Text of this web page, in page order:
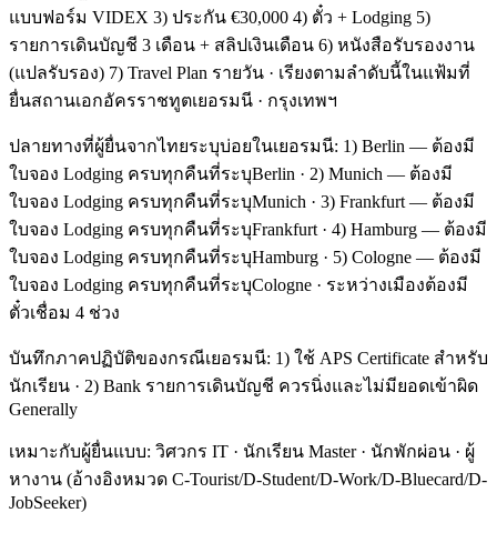
แบบฟอร์ม VIDEX 3) ประกัน €30,000 4) ตั๋ว + Lodging 5)
รายการเดินบัญชี 3 เดือน + สลิปเงินเดือน 6) หนังสือรับรองงาน
(แปลรับรอง) 7) Travel Plan รายวัน · เรียงตามลำดับนี้ในแฟ้มที่
ยื่นสถานเอกอัครราชทูตเยอรมนี · กรุงเทพฯ
ปลายทางที่ผู้ยื่นจากไทยระบุบ่อยในเยอรมนี: 1) Berlin — ต้องมี
ใบจอง Lodging ครบทุกคืนที่ระบุBerlin · 2) Munich — ต้องมี
ใบจอง Lodging ครบทุกคืนที่ระบุMunich · 3) Frankfurt — ต้องมี
ใบจอง Lodging ครบทุกคืนที่ระบุFrankfurt · 4) Hamburg — ต้องมี
ใบจอง Lodging ครบทุกคืนที่ระบุHamburg · 5) Cologne — ต้องมี
ใบจอง Lodging ครบทุกคืนที่ระบุCologne · ระหว่างเมืองต้องมี
ตั๋วเชื่อม 4 ช่วง
บันทึกภาคปฏิบัติของกรณีเยอรมนี: 1) ใช้ APS Certificate สำหรับ
นักเรียน · 2) Bank รายการเดินบัญชี ควรนิ่งและไม่มียอดเข้าผิด
Generally
เหมาะกับผู้ยื่นแบบ: วิศวกร IT · นักเรียน Master · นักพักผ่อน · ผู้
หางาน (อ้างอิงหมวด C-Tourist/D-Student/D-Work/D-Bluecard/D-
JobSeeker)